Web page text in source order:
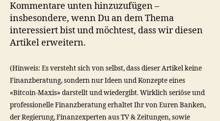
Kommentare unten hinzuzufügen –
insbesondere, wenn Du an dem Thema
interessiert bist und möchtest, dass wir diesen
Artikel erweitern.
(Hinweis: Es versteht sich von selbst, dass dieser Artikel keine
Finanzberatung, sondern nur Ideen und Konzepte eines
«Bitcoin-Maxis» darstellt und wiedergibt. Wirklich seriöse und
professionelle Finanzberatung erhaltet Ihr von Euren Banken,
der Regierung, Finanzexperten aus TV & Zeitungen, sowie